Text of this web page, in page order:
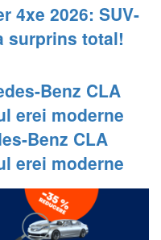
4xe 2026: SUV-
surprins total!
Benz CLA
erei moderne